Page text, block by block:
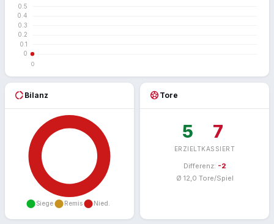
donut_large Bilanz sports_soccer Tore
5
ERZIELT
7
KASSIERT
Differenz: -2
Ø 12,0 Tore/Spiel